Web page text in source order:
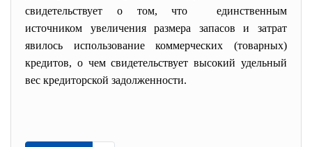
свидетельствует о том, что единственным
источником увеличения размера запасов и затрат
явилось использование коммерческих (товарных)
кредитов, о чем свидетельствует высокий удельный
вес кредиторской задолженности.